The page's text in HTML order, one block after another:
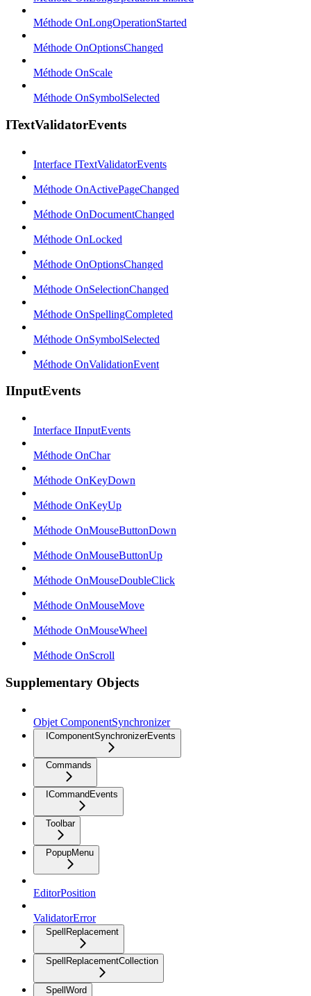
Méthode OnLongOperationStarted
Méthode OnOptionsChanged
Méthode OnScale
Méthode OnSymbolSelected
ITextValidatorEvents
Interface ITextValidatorEvents
Méthode OnActivePageChanged
Méthode OnDocumentChanged
Méthode OnLocked
Méthode OnOptionsChanged
Méthode OnSelectionChanged
Méthode OnSpellingCompleted
Méthode OnSymbolSelected
Méthode OnValidationEvent
IInputEvents
Interface IInputEvents
Méthode OnChar
Méthode OnKeyDown
Méthode OnKeyUp
Méthode OnMouseButtonDown
Méthode OnMouseButtonUp
Méthode OnMouseDoubleClick
Méthode OnMouseMove
Méthode OnMouseWheel
Méthode OnScroll
Supplementary Objects
Objet ComponentSynchronizer
IComponentSynchronizerEvents
Commands
ICommandEvents
Toolbar
PopupMenu
EditorPosition
ValidatorError
SpellReplacement
SpellReplacementCollection
SpellWord